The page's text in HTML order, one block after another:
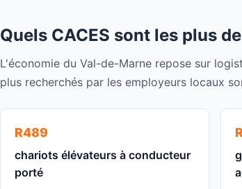
Quels CACES sont les plus
L'économie du Val-de-Marne repose sur
plus recherchés par les employeurs locaux
R489
chariots élévateurs à conducteur
porté